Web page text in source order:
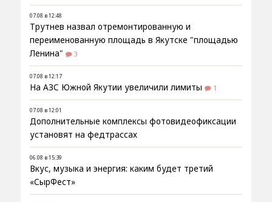
07.08 в 12:48
Трутнев назвал отремонтированную и
переименованную площадь в Якутске "площадью
Ленина"
3
07.08 в 12:17
На АЗС Южной Якутии увеличили лимиты 1
07.08 в 12:01
Дополнительные комплексы фотовидеофиксации
установят на федтрассах
06.08 в 15:39
Вкус, музыка и энергия: каким будет третий
«СырФест»